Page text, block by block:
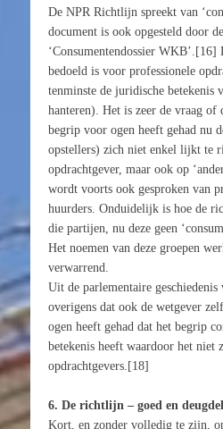
De NPR Richtlijn spreekt van
document is ook opgesteld door
‘Consumentendossier
bedoeld is voor professionele
tenminste de juridische betekenis
hanteren). Het is zeer de vraag of
begrip voor ogen heeft gehad nu
opstellers) zich niet enkel lijkt te
opdrachtgever, maar ook op
wordt voorts ook gesproken van
huurders. Onduidelijk is hoe de
die partijen, nu deze geen
Het noemen van deze groepen
verwarrend.
Uit de parlementaire
overigens dat ook de wetgever
ogen heeft gehad dat het begrip
betekenis heeft waardoor het niet
opdrachtgevers.[18]
6. De richtlijn – goed en
Kort, en zonder volledig te zijn,